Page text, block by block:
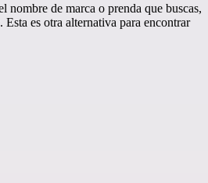
nombre de marca o prenda que buscas,
Esta es otra alternativa para encontrar